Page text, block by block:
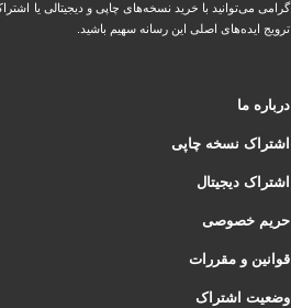
گرامی می‌توانید با خرید نسخه‌های چاپی و دیجیتالی یا
ترویج ایده‌های اصلی این رسانه سهیم باشید.
درباره ما
اشتراک نسخه چاپی
اشتراک دیجیتال
حریم خصوصی
قوانین و مقررات
وضعیت اشتراک